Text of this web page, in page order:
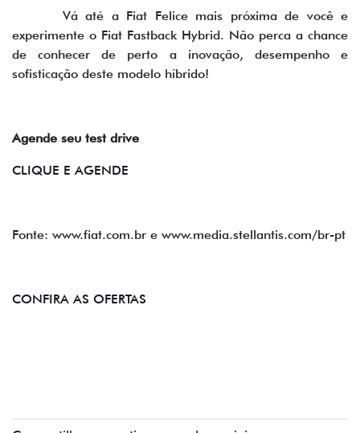
Vá até a Fiat Felice mais próxima de você e
experimente o Fiat Fastback Hybrid. Não perca a chance
de conhecer de perto a inovação, desempenho e
sofisticação deste modelo híbrido!
Agende seu test drive
CLIQUE E AGENDE
Fonte: www.fiat.com.br e www.media.stellantis.com/br-pt
CONFIRA AS OFERTAS